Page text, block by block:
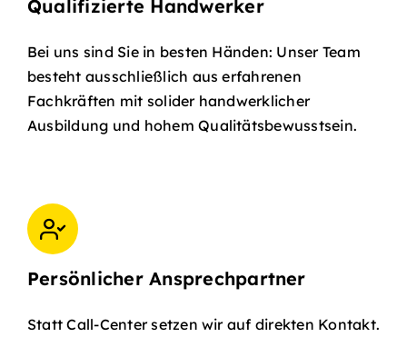
Qualifizierte Handwerker
Bei uns sind Sie in besten Händen: Unser Team
besteht ausschließlich aus erfahrenen
Fachkräften mit solider handwerklicher
Ausbildung und hohem Qualitätsbewusstsein.
Persönlicher Ansprechpartner
Statt Call-Center setzen wir auf direkten Kontakt.